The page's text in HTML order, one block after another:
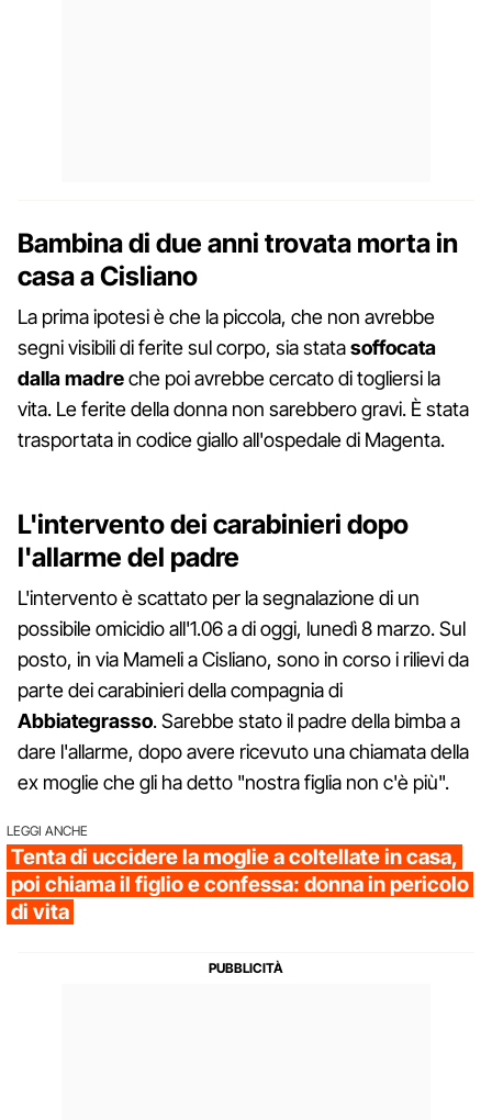
Bambina di due anni trovata morta in
casa a Cisliano
La prima ipotesi è che la piccola, che non avrebbe
segni visibili di ferite sul corpo, sia statasoffocata
dalla madreche poi avrebbe cercato di togliersi la
vita. Le ferite della donna non sarebbero gravi. È stata
trasportata in codice giallo all'ospedale di Magenta.
L'intervento dei carabinieri dopo
l'allarme del padre
L'intervento è scattato per la segnalazione di un
possibile omicidio all'1.06 a di oggi, lunedì 8 marzo. Sul
posto, in via Mameli a Cisliano, sono in corso i rilievi da
parte dei carabinieri della compagnia di
Abbiategrasso. Sarebbe stato il padre della bimba a
dare l'allarme, dopo avere ricevuto una chiamata della
ex moglie che gli ha detto "nostra figlia non c'è più".
LEGGI ANCHE
Tenta di uccidere la moglie a coltellate in casa,
poi chiama il figlio e confessa: donna in pericolo
di vita